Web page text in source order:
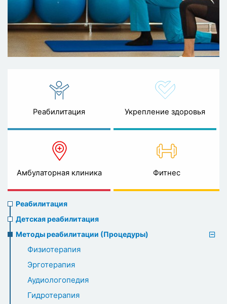
Реабилитация Укрепление здоровья
Амбулаторная клиника Фитнес
Rehabilitation
menu
Реабилитация
Детская реабилитация
Методы реабилитации (Процедуры)
Физиотерапия
Эрготерапия
Аудиологопедия
Гидротерапия